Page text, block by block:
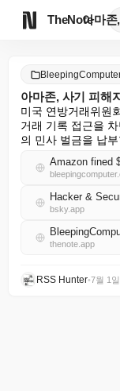
TheNote
아마존, 사기 피해
미국 연방거래위원
거래 기록 접근을
의 민사 벌금을 납
bsky.app
thenote.app
RSS Hunter•7월 1일